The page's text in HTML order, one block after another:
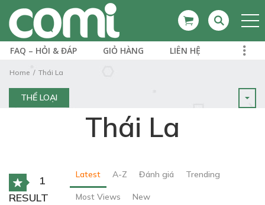
FAQ – HỎI & ĐÁP GIỎ HÀNG LIÊN HỆ
Home Thái La
THỂ LOẠI
Thái La
1
RESULT
Latest A-Z Đánh giá Trending
Most Views New